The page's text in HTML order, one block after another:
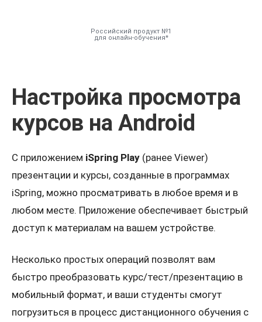
Российский продукт №1
для онлайн-обучения
Решения
Тарифы
Компания
База знаний
Задать вопрос
Мой Аккаунт
Проконсультироваться
Настройка просмотра
курсов на Android
С приложением iSpring Play (ранее Viewer)
презентации и курсы, созданные в программах
iSpring, можно просматривать в любое время и в
любом месте. Приложение обеспечивает быстрый
доступ к материалам на вашем устройстве.
Несколько простых операций позволят вам
быстро преобразовать курс/тест/презентацию в
мобильный формат, и ваши студенты смогут
погрузиться в процесс дистанционного обучения с